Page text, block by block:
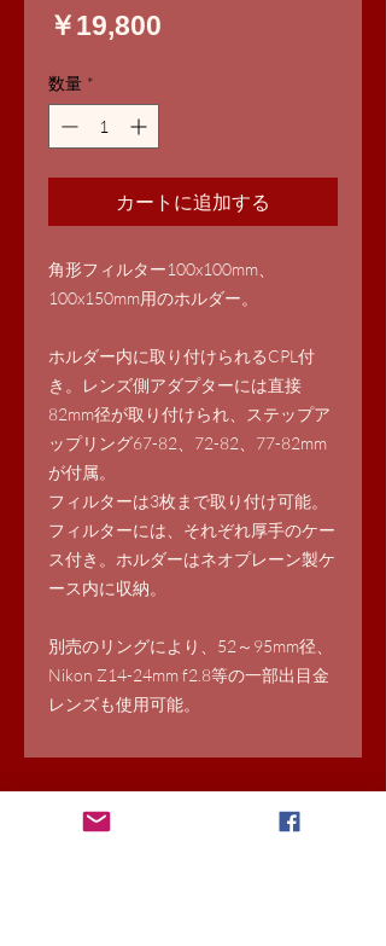
￥19,800
数量 *
カートに追加する
角形フィルター100x100mm、
100x150mm用のホルダー。
ホルダー内に取り付けられるCPL付
き。レンズ側アダプターには直接
82mm径が取り付けられ、ステップア
ップリング67-82、72-82、77-82mm
が付属。
フィルターは3枚まで取り付け可能。
フィルターには、それぞれ厚手のケー
ス付き。ホルダーはネオプレーン製ケ
ース内に収納。
別売のリングにより、52～95mm径、
Nikon Z14-24mm f2.8等の一部出目金
レンズも使用可能。
書籍は送料込み表示